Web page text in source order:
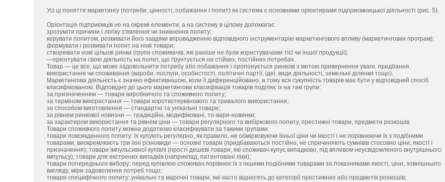
Усі ці поняття маркетингу (потреби, цінності, побажання і попит) як система є основними орієнтирами підприємницької діяльності (рис. 5).
Орієнтація підприємців не на окремі елементи, а на систему в цілому допомагає:
зрозуміти причини і логіку з'явлення чи зникнення попиту;
керувати попитом, розвивати його завдяки впровадженню відповідного інструментарію маркетингового впливу (маркетингових програм);
формувати і розвивати попит на нові товари;
створювати нові цільові ринки (групи споживачів, які раніше не були користувачами тієї чи іншої продукції);
—орієнтувати свою діяльність на попит, що ґрунтується на стійких, постійних потребах.
Товар — це все, що може задовольнити потребу або побажання і пропонується ринкові з метою привернення уваги, придбання,
використання чи споживання (вироби, послуги, особистості, політичні партії, ідеї, види діяльності, земельні ділянки тощо).
Маркетингова діяльність є значно ефективнішою, коли її диференційовано, а тому вся сукупність товарів має бути у відповідний спосіб
класифікованою. Відповідно до цього маркетингова класифікація товарів поділяє їх на такі групи:
за призначенням — товари виробничого та споживчого попиту;
за терміном використання — товари короткотермінового та тривалого використання;
за способом виготовлення — стандартні та унікальні товари;
за рівнем ринкової новизни — традиційні, модифіковані, то-вари-новинки;
за характером використання та рівнем ціни — товари регулярного та вибіркового попиту, престижні товари, предмети розкошів.
Товари споживчого попиту можна додатково класифікувати за такими групами:
товари повсякденного попиту: їх купують регулярно, як правило, не обмірковуючи їхньої ціни чи якості і не порівнюючи їх з подібними
товарами; виокремлюють три їхні різновиди — основні товари (придбаваються постійно, не спричиняють сумнівів стосовно ціни, якості і
призначення); товари імпульсивної купівлі (прості дешеві товари, які споживач купує випадково, під впливом неусвідомленого внутрішнього
імпульсу); товари для екстрених випадків (наприклад, патентовані ліки);
товари попереднього вибору: перед купівлею споживач порівнює їх з іншими подібними товарами за показниками якості, ціни, зовнішнього
вигляду, міри задоволення потреб тощо;
товари специфічного попиту: унікальні та марочні товари, які часто відносять до категорії престижних або предметів розкошів;